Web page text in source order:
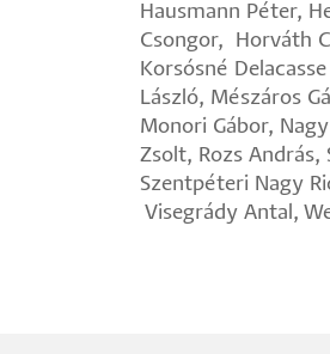
éve
elhunyt
Hausmann Péter,
Csongor, Horváth
Korsósné
László, Mészáros
Monori Gábor,
Zsolt, Rozs András,
Szentpéteri Nagy
Visegrády Antal,